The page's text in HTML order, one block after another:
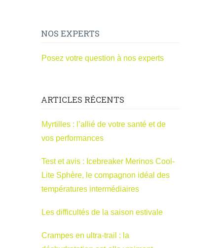
NOS EXPERTS
Posez votre question à nos experts
ARTICLES RÉCENTS
Myrtilles : l’allié de votre santé et de
vos performances
Test et avis : Icebreaker Merinos Cool-
Lite Sphère, le compagnon idéal des
températures intermédiaires
Les difficultés de la saison estivale
Crampes en ultra-trail : la